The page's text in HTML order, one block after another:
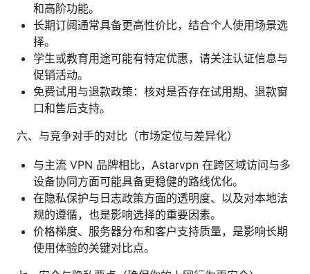
和高阶功能。
长期订阅通常具备更高性价比，结合个人使用场景选
择。
学生或教育用途可能有特定优惠，请关注认证信息与
促销活动。
免费试用与退款政策：核对是否存在试用期、退款窗
口和售后支持。
六、与竞争对手的对比（市场定位与差异化）
与主流 VPN 品牌相比，Astarvpn 在跨区域访问与多
设备协同方面可能具备更稳健的路线优化。
在隐私保护与日志政策方面的透明度、以及对本地法
规的遵循，也是影响选择的重要因素。
价格梯度、服务器分布和客户支持质量，是影响长期
使用体验的关键对比点。